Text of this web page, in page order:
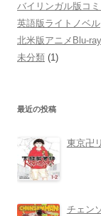
バイリンガル版コ
英語版ライトノベル
北米版アニメBlu-
未分類 (1)
最近の投稿
東京卍
チェン